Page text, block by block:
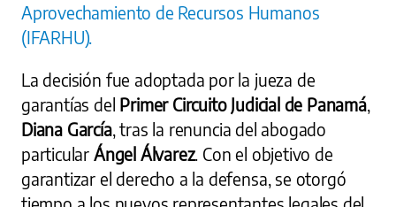
Aprovechamiento de Recursos Humanos
(IFARHU).
La decisión fue adoptada por la jueza de
garantías del Primer Circuito Judicial de Panamá,
Diana García, tras la renuncia del abogado
particular Ángel Álvarez. Con el objetivo de
garantizar el derecho a la defensa, se otorgó